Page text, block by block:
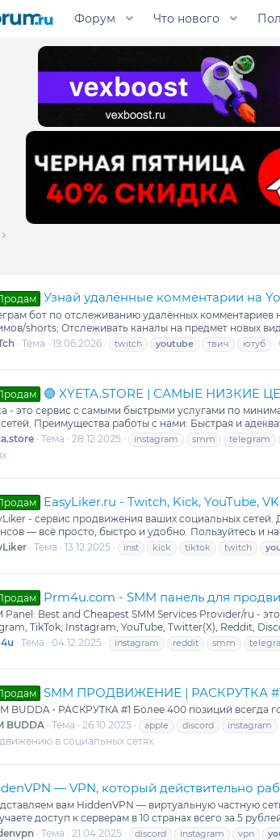
Форум Что нового
Узнай удалённые комментарии на
бот по отслеживанию удалённых
shorts; Отслеживать каналы на предмет новых
Тема 19.06.2026 twitch youtube твич ютуб
🟣 XYETA.STORE | САМЫЕ
- это сервис с самыми быстрыми услугами по
Преимущества работы с нами: Быстрая и
Тема 28.12.2025 instagram smm telegram
EasyLiker.ru - Twitch, Kick, YouTube,
- сервис продвижения ваших социальных
— всё просто, быстро и удобно. Пользуйтесь и
Тема 13.12.2025 inst kick tiktok twitch
Prm4u.com - SMM панель для
Panel: Best and Cheapest SMM Services Provider/ru -
TikTok, Instagram, YouTube, Twitter(X), Reddit,
Тема 04.12.2025 instagram reddit smm
SMM ПРОДВИЖЕНИЕ | РАСКРУТКА
BUDDA • РАСКРУТКА #1 Более 400 позиций всегда
BUDDA
Тема 26.10.2025 apple discord instagram
в социальных сетях
— VPN, который действительно
вам HiddenVPN — виртуальную частную
доступ к серверам в 10 странах всего за 5
Тема 21.04.2025 discord instagram vpn